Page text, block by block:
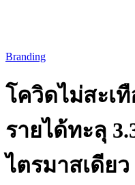
Branding
โควิดไม่สะเ
รายได้ทะลุ
ไตรมาสเดียว